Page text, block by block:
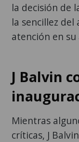
la decisión de
la sencillez
atención en su
J Balvin
Mientras
críticas, J